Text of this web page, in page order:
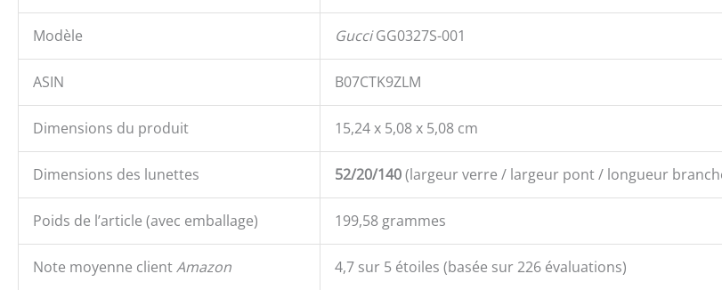
Modèle GucciGG0327S-001
ASIN B07CTK9ZLM
Dimensions du produit 15,24 x 5,08 x 5,08 cm
Dimensions des lunettes 52/20/140(largeur verre / largeur pont / longueur
Poids de l’article (avec emballage) 199,58 grammes
Note moyenne clientAmazon 4,7 sur 5 étoiles (basée sur 226 évaluations)